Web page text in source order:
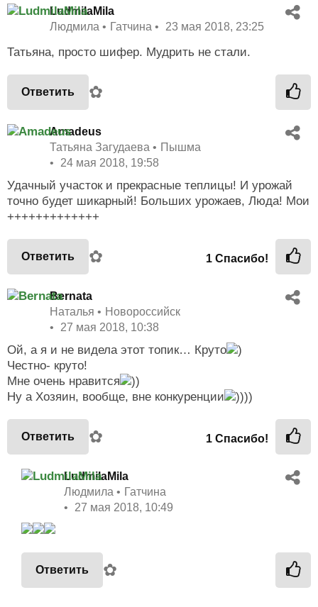
LudmilaMila
Людмила
Гатчина 23 мая 2018, 23:25
Татьяна, просто шифер. Мудрить не стали.
Ответить ✿
Amadeus
Татьяна Загудаева
Пышма
24 мая 2018, 19:58
Удачный участок и прекрасные теплицы! И урожай
точно будет шикарный! Больших урожаев, Люда! Мои
+++++++++++++
Ответить ✿ 1 Спасибо!
Bernata
Наталья
Новороссийск
27 мая 2018, 10:38
Ой, а я и не видела этот топик… Круто
)
Честно- круто!
Мне очень нравится
))
Ну а Хозяин, вообще, вне конкуренции
))))
Ответить ✿ 1 Спасибо!
LudmilaMila
Людмила
Гатчина
27 мая 2018, 10:49
Ответить ✿